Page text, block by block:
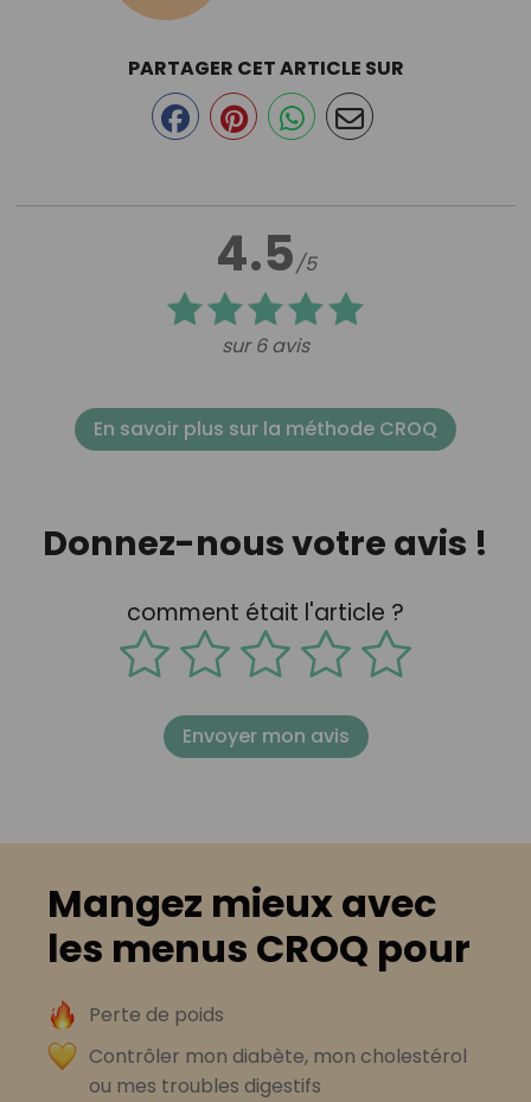
4.5/5
sur 6 avis
PARTAGER CET ARTICLE SUR
En savoir plus sur la méthode CROQ
Donnez-nous votre avis !
comment était l'article ?
Envoyer mon avis
Mangez mieux avec
les menus CROQ pour
Perte de poids
Contrôler mon diabète, mon cholestérol
ou mes troubles digestifs